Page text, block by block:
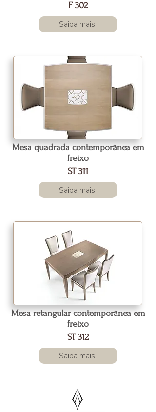
F 302
Saiba mais
Mesa quadrada contemporânea em
freixo
ST 311
Saiba mais
Mesa retangular contemporânea em
freixo
ST 312
Saiba mais